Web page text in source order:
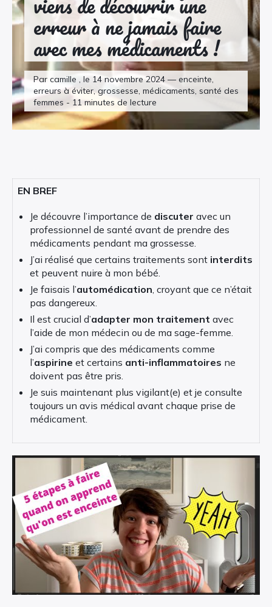
erreur à ne jamais faire
avec mes médicaments !
Par camille , le 14 novembre 2024 — enceinte,
erreurs à éviter, grossesse, médicaments, santé des
femmes - 11 minutes de lecture
EN BREF
Je découvre l’importance de discuter avec un
professionnel de santé avant de prendre des
médicaments pendant ma grossesse.
J’ai réalisé que certains traitements sont interdits
et peuvent nuire à mon bébé.
Je faisais l’automédication, croyant que ce n’était
pas dangereux.
Il est crucial d’adapter mon traitement avec
l’aide de mon médecin ou de ma sage-femme.
J’ai compris que des médicaments comme
l’aspirine et certains anti-inflammatoires ne
doivent pas être pris.
Je suis maintenant plus vigilant(e) et je consulte
toujours un avis médical avant chaque prise de
médicament.